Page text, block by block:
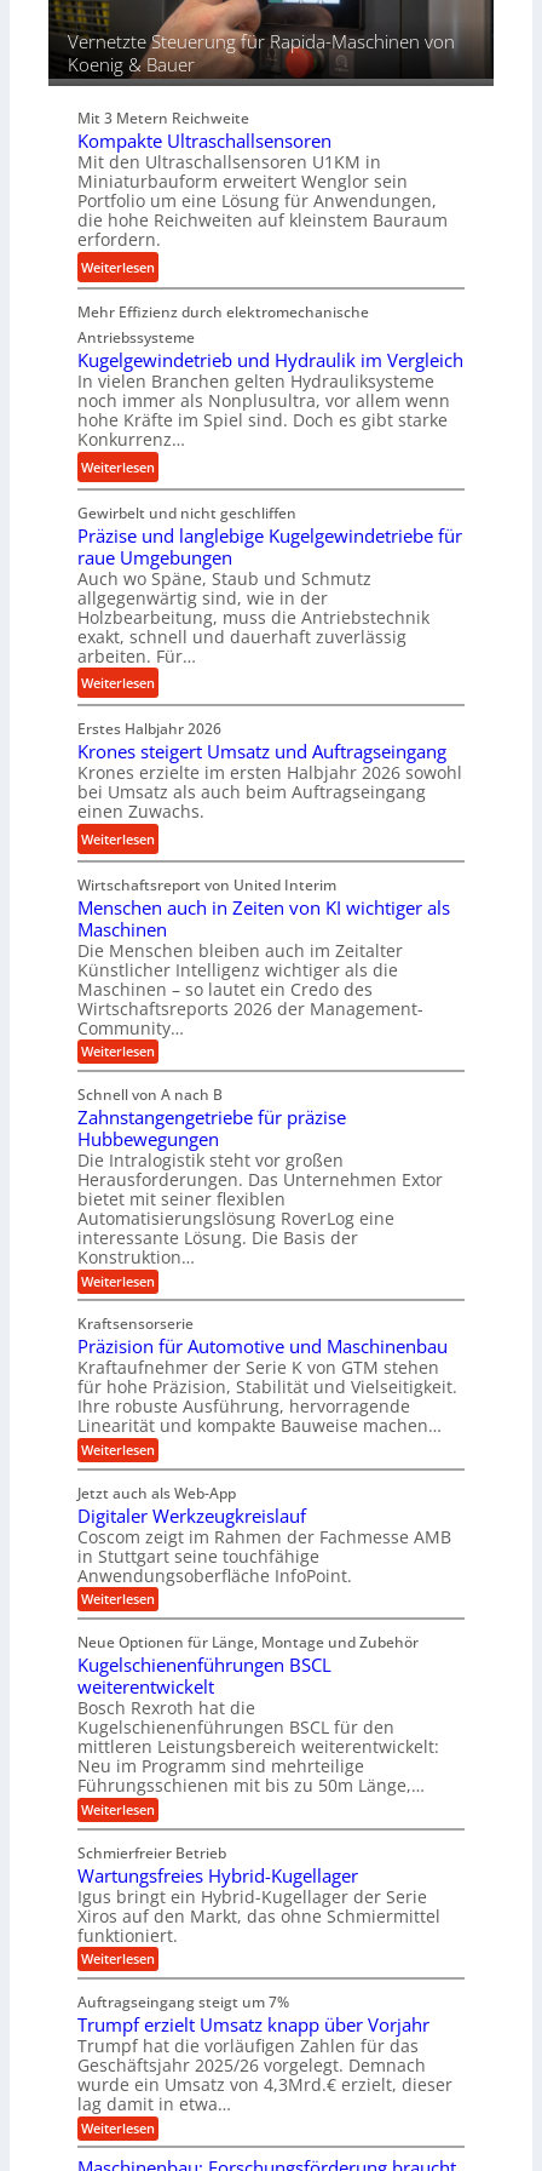
d
i
P
r
o
d
u
k
t
i
o
n
i
n
d
e
n
M
i
t
t
e
l
s
a
n
d
Vernetzte Steuerung für Rapida-Maschinen von
Koenig & Bauer
Mit 3 Metern Reichweite
Kompakte Ultraschallsensoren
Mit den Ultraschallsensoren U1KM in
Miniaturbauform erweitert Wenglor sein
Portfolio um eine Lösung für Anwendungen,
die hohe Reichweiten auf kleinstem Bauraum
erfordern.
Weiterlesen:
K
o
m
p
a
k
t
e
U
l
t
r
a
s
c
h
a
l
l
s
e
n
s
o
r
e
n
Mehr Effizienz durch elektromechanische
Antriebssysteme
Kugelgewindetrieb und Hydraulik im Vergleich
In vielen Branchen gelten Hydrauliksysteme
noch immer als Nonplusultra, vor allem wenn
hohe Kräfte im Spiel sind. Doch es gibt starke
Konkurrenz…
Weiterlesen:
K
u
g
e
l
g
e
w
i
n
e
r
i
b
u
n
d
H
y
d
r
a
u
k
i
m
V
e
r
g
l
c
h
Gewirbelt und nicht geschliffen
Präzise und langlebige Kugelgewindetriebe für
raue Umgebungen
Auch wo Späne, Staub und Schmutz
allgegenwärtig sind, wie in der
Holzbearbeitung, muss die Antriebstechnik
exakt, schnell und dauerhaft zuverlässig
arbeiten. Für…
Weiterlesen:
P
r
ä
z
i
s
e
u
n
d
l
a
n
g
l
e
b
i
g
e
K
u
g
e
l
g
e
w
n
d
e
t
r
i
e
b
e
f
ü
r
r
a
u
e
U
m
g
e
b
u
n
g
e
n
Erstes Halbjahr 2026
Krones steigert Umsatz und Auftragseingang
Krones erzielte im ersten Halbjahr 2026 sowohl
bei Umsatz als auch beim Auftragseingang
einen Zuwachs.
Weiterlesen:
K
r
o
n
e
s
s
t
e
i
g
e
r
t
U
m
s
a
t
z
u
n
d
A
u
f
t
g
s
e
i
n
g
a
n
g
Wirtschaftsreport von United Interim
Menschen auch in Zeiten von KI wichtiger als
Maschinen
Die Menschen bleiben auch im Zeitalter
Künstlicher Intelligenz wichtiger als die
Maschinen – so lautet ein Credo des
Wirtschaftsreports 2026 der Management-
Community…
Weiterlesen:
M
n
s
c
h
e
n
a
u
c
h
i
n
Z
e
e
n
v
o
n
K
I
w
i
c
h
t
i
g
e
a
l
s
M
a
s
c
h
i
n
e
n
Schnell von A nach B
Zahnstangengetriebe für präzise
Hubbewegungen
Die Intralogistik steht vor großen
Herausforderungen. Das Unternehmen Extor
bietet mit seiner flexiblen
Automatisierungslösung RoverLog eine
interessante Lösung. Die Basis der
Konstruktion…
Weiterlesen:
Z
h
n
s
t
a
n
g
e
n
e
t
r
i
e
b
e
f
r
p
r
ä
z
i
s
e
H
u
b
e
w
e
g
u
n
g
e
Kraftsensorserie
Präzision für Automotive und Maschinenbau
Kraftaufnehmer der Serie K von GTM stehen
für hohe Präzision, Stabilität und Vielseitigkeit.
Ihre robuste Ausführung, hervorragende
Linearität und kompakte Bauweise machen…
Weiterlesen:
P
ä
z
i
s
i
o
n
f
r
A
u
t
o
m
o
t
i
v
e
n
d
M
a
s
c
h
i
e
n
b
a
u
Jetzt auch als Web-App
Digitaler Werkzeugkreislauf
Coscom zeigt im Rahmen der Fachmesse AMB
in Stuttgart seine touchfähige
Anwendungsoberfläche InfoPoint.
Weiterlesen:
D
g
i
t
a
l
e
r
W
e
r
k
z
e
u
g
k
r
e
i
s
a
u
f
Neue Optionen für Länge, Montage und Zubehör
Kugelschienenführungen BSCL
weiterentwickelt
Bosch Rexroth hat die
Kugelschienenführungen BSCL für den
mittleren Leistungsbereich weiterentwickelt:
Neu im Programm sind mehrteilige
Führungsschienen mit bis zu 50m Länge,…
Weiterlesen:
K
g
e
l
s
c
h
i
e
e
n
f
ü
h
r
u
n
g
e
Schmierfreier Betrieb
Wartungsfreies Hybrid-Kugellager
Igus bringt ein Hybrid-Kugellager der Serie
Xiros auf den Markt, das ohne Schmiermittel
funktioniert.
Weiterlesen:
W
r
t
u
n
g
s
r
e
i
Auftragseingang steigt um 7%
Trumpf erzielt Umsatz knapp über Vorjahr
Trumpf hat die vorläufigen Zahlen für das
Geschäftsjahr 2025/26 vorgelegt. Demnach
wurde ein Umsatz von 4,3Mrd.€ erzielt, dieser
lag damit in etwa…
Weiterlesen:
T